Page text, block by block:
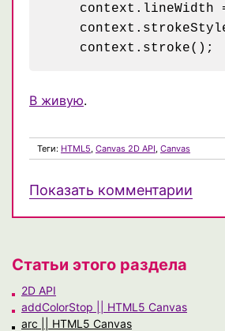
context.lineWidth
В живую.
Теги: HTML5, Canvas 2D API, Canvas
Показать комментарии
Статьи этого раздела
2D API
addColorStop || HTML5 Canvas
arc || HTML5 Canvas